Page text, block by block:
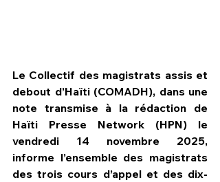
HPN Live
Le Collectif des magistrats assis et
debout d’Haïti (COMADH), dans une
note transmise à la rédaction de
Haïti Presse Network (HPN) le
vendredi 14 novembre 2025,
informe l’ensemble des magistrats
des trois cours d’appel et des dix-